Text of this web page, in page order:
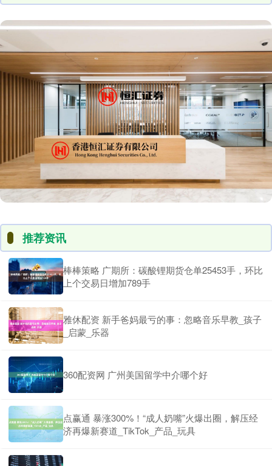
推荐资讯
棒棒策略 广期所：碳酸锂期货仓单25453手，环比
上个交易日增加789手
雅休配资 新手爸妈最亏的事：忽略音乐早教_孩子
_启蒙_乐器
360配资网 广州美国留学中介哪个好
点赢通 暴涨300%！“成人奶嘴”火爆出圈，解压经
济再爆新赛道_TikTok_产品_玩具